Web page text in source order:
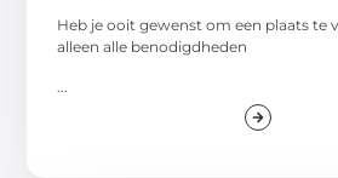
Heb je ooit gewenst om een plaats te
alleen alle benodigdheden